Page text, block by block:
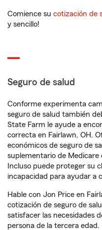
Comience su cotización de
y sencillo!
Seguro de salud
Conforme experimenta
seguro de salud también
State Farm le ayude a
correcta en Fairlawn, OH.
económicos de seguro de
suplementario de
Incluso puede proteger su
incapacidad para ayudar a
Hable con Jon Price en
cotización de seguro de
satisfacer las necesidades
persona de la tercera edad.